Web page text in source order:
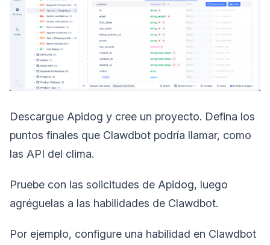
Descargue Apidog y cree un proyecto. Defina los
puntos finales que Clawdbot podría llamar, como
las API del clima.
Pruebe con las solicitudes de Apidog, luego
agréguelas a las habilidades de Clawdbot.
Por ejemplo, configure una habilidad en Clawdbot